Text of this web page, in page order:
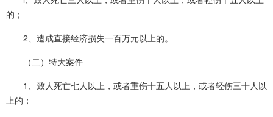
的；
2、造成直接经济损失一百万元以上的。
（二）特大案件
1、致人死亡七人以上，或者重伤十五人以上，或者轻伤三十人以
上的；